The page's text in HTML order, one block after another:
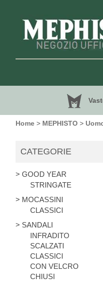
Home > MEPHISTO >
CATEGORIE
> GOOD YEAR
STRINGATE
> MOCASSINI
CLASSICI
> SANDALI
INFRADITO
SCALZATI
CLASSICI
CON VELCRO
CHIUSI